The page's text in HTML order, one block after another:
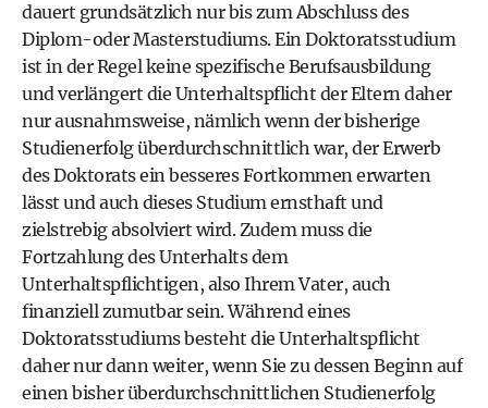
dauert grundsätzlich nur bis zum Abschluss des
Diplom-oder Masterstudiums. Ein Doktoratsstudium
ist in der Regel keine spezifische Berufsausbildung
und verlängert die Unterhaltspflicht der Eltern daher
nur ausnahmsweise, nämlich wenn der bisherige
Studienerfolg überdurchschnittlich war, der Erwerb
des Doktorats ein besseres Fortkommen erwarten
lässt und auch dieses Studium ernsthaft und
zielstrebig absolviert wird. Zudem muss die
Fortzahlung des Unterhalts dem
Unterhaltspflichtigen, also Ihrem Vater, auch
finanziell zumutbar sein. Während eines
Doktoratsstudiums besteht die Unterhaltspflicht
daher nur dann weiter, wenn Sie zu dessen Beginn auf
einen bisher überdurchschnittlichen Studienerfolg